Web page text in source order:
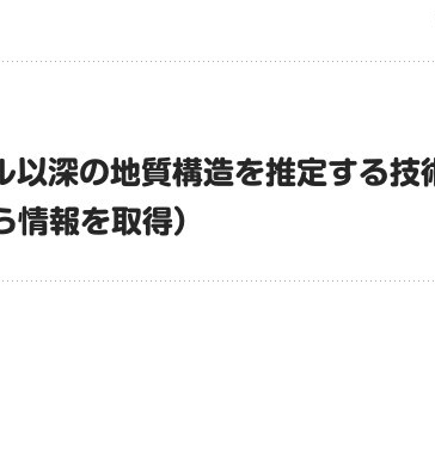
深の地質構造を推定する技
情報を取得）